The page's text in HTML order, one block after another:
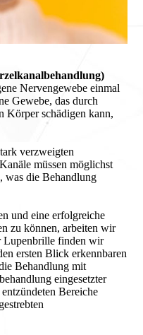
Nervengewebe einmal
Gewebe, das durch
Körper schädigen kann,
verzweigten
müssen möglichst
was die Behandlung
und eine erfolgreiche
zu können, arbeiten wir
Lupenbrille finden wir
ersten Blick erkennbaren
Behandlung mit
eingesetzter
Bereiche